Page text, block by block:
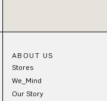
ABOUT US
Stores
We_Mind
Our Story